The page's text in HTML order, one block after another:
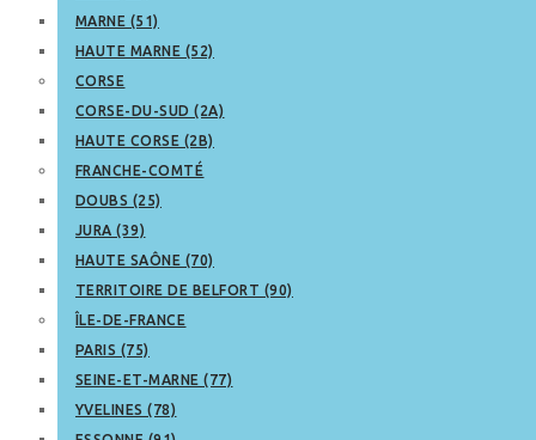
MARNE (51)
HAUTE MARNE (52)
CORSE
CORSE-DU-SUD (2A)
HAUTE CORSE (2B)
FRANCHE-COMTÉ
DOUBS (25)
JURA (39)
HAUTE SAÔNE (70)
TERRITOIRE DE BELFORT (90)
ÎLE-DE-FRANCE
PARIS (75)
SEINE-ET-MARNE (77)
YVELINES (78)